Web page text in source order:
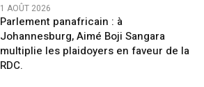
1 AOÛT 2026
Parlement panafricain : à
Johannesburg, Aimé Boji Sangara
multiplie les plaidoyers en faveur de la
RDC.